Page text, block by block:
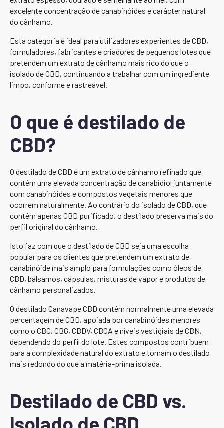
excelente concentração de canabinóides e carácter natural
do cânhamo.
Esta categoria é ideal para utilizadores experientes de CBD,
formuladores, fabricantes e criadores de pequenos lotes que
pretendem um extrato de cânhamo mais rico do que o
isolado de CBD, continuando a trabalhar com um ingrediente
limpo, conforme e rastreável.
O que é destilado de
CBD?
O destilado de CBD é um extrato de cânhamo refinado que
contém uma elevada concentração de canabidiol juntamente
com canabinóides e compostos vegetais menores que
ocorrem naturalmente. Ao contrário do isolado de CBD, que
contém apenas CBD purificado, o destilado preserva mais do
perfil original do cânhamo.
Isto faz com que o destilado de CBD seja uma escolha
popular para os clientes que pretendem um extrato de
canabinóide mais amplo para formulações como óleos de
CBD, bálsamos, cápsulas, misturas de vapor e produtos de
cânhamo personalizados.
O destilado Canavape CBD contém normalmente uma elevada
percentagem de CBD, apoiada por canabinóides menores
como o CBC, CBG, CBDV, CBGA e níveis vestigiais de CBN,
dependendo do perfil do lote. Estes compostos contribuem
para a complexidade natural do extrato e tornam o destilado
mais redondo do que a matéria-prima isolada.
Destilado de CBD vs.
Isolado de CBD